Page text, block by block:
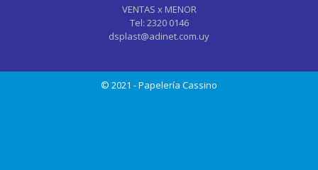
VENTAS x MENOR
Tel: 2320 0146
dsplast@adinet.com.uy
© 2021 - Papelería Cassino